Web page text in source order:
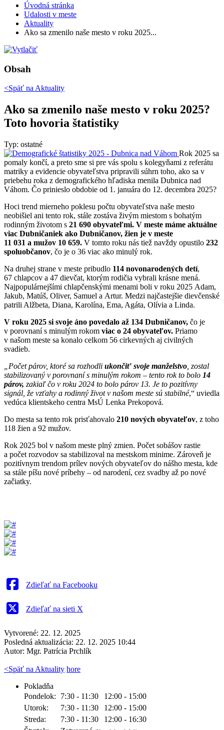
Úvodná stránka
Udalosti v meste
Aktuality
Ako sa zmenilo naše mesto v roku 2025...
Obsah
<Späť na Aktuality
Ako sa zmenilo naše mesto v roku 2025?
Toto hovoria štatistiky
Typ: ostatné
Rok 2025 sa
pomaly končí, a preto sme si pre vás spolu s kolegyňami z referátu
matriky a evidencie obyvateľstva pripravili súhrn toho, ako sa v
priebehu roka z demografického hľadiska menila Dubnica nad
Váhom. Čo prinieslo obdobie od 1. januára do 12. decembra 2025?
Hoci trend mierneho poklesu počtu obyvateľstva naše mesto
neobišiel ani tento rok, stále zostáva živým miestom s bohatým
rodinným životom s 21 690 obyvateľmi. V meste máme aktuálne
viac Dubničaniek ako Dubničanov, žien je v meste
11 031 a mužov 10 659. V tomto roku nás tiež navždy opustilo 232
spoluobčanov, čo je o 36 viac ako minulý rok.
Na druhej strane v meste pribudlo 114 novonarodených detí,
67 chlapcov a 47 dievčat, ktorým rodičia vybrali krásne mená.
Najpopulárnejšími chlapčenskými menami boli v roku 2025 Adam,
Jakub, Matúš, Oliver, Samuel a Artur. Medzi najčastejšie dievčenské
patrili Alžbeta, Diana, Karolína, Ema, Agáta, Olívia a Linda.
V roku 2025 si svoje áno povedalo až 134 Dubničanov, čo je
v porovnaní s minulým rokom viac o 24 obyvateľov. Priamo
v našom meste sa konalo celkom 56 cirkevných aj civilných
svadieb.
„Počet párov, ktoré sa rozhodli ukončiť svoje manželstvo , zostal
stabilizovaný v porovnaní s minulým rokom – tento rok to bolo 14
párov, zakiaľ čo v roku 2024 to bolo párov 13. Je to pozitívny
signál, že vzťahy a rodinný život v našom meste sú stabilné,“ uviedla
vedúca klientskeho centra MsÚ Lenka Prekopová.
Do mesta sa tento rok prisťahovalo 210 nových obyvateľov, z toho
118 žien a 92 mužov.
Rok 2025 bol v našom meste plný zmien. Počet sobášov rastie
a počet rozvodov sa stabilizoval na mestskom minime. Zároveň je
pozitívnym trendom prílev nových obyvateľov do nášho mesta, kde
sa stále píšu nové príbehy – od narodení, cez svadby až po nové
začiatky.
Zdieľať na Facebooku
Zdieľať na sieti X
Vytvorené: 22. 12. 2025
Posledná aktualizácia: 22. 12. 2025 10:44
Autor: Mgr. Patrícia Prchlík
<Späť na Aktuality hore
Pokladňa
Pondelok:
7:30 - 11:30
12:00 - 15:00
Utorok:
7:30 - 11:30
12:00 - 15:00
Streda:
7:30 - 11:30
12:00 - 16:30